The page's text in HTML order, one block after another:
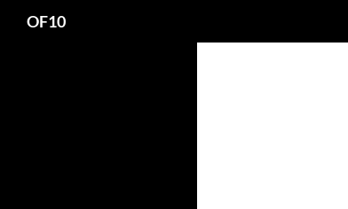
OF10